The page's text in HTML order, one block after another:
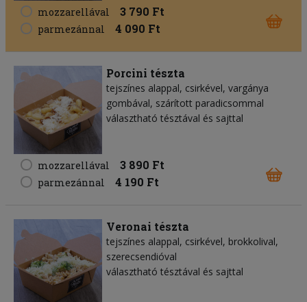
mozzarellával 3 790 Ft
parmezánnal 4 090 Ft
Porcini tészta
tejszínes alappal, csirkével, vargánya
gombával, szárított paradicsommal
választható tésztával és sajttal
mozzarellával 3 890 Ft
parmezánnal 4 190 Ft
Veronai tészta
tejszínes alappal, csirkével, brokkolival,
szerecsendióval
választható tésztával és sajttal